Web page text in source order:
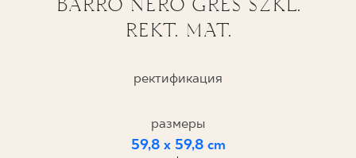
ГДЕ КУПИТЬ
О НАС
МОЙ ПРОФИЛЬ
REKT. MAT.
ректификация
размеры
59,8 x 59,8 cm